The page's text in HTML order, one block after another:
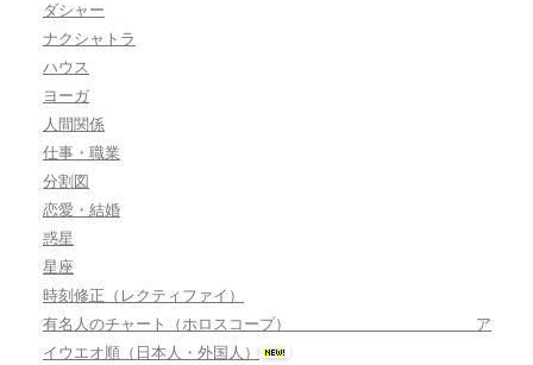
ダシャー
ナクシャトラ
ハウス
ヨーガ
人間関係
仕事・職業
分割図
恋愛・結婚
惑星
星座
時刻修正（レクティファイ）
有名人のチャート（ホロスコープ） ア
イウエオ順（日本人・外国人）